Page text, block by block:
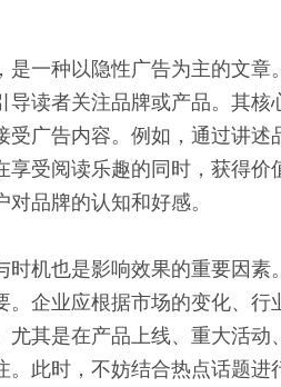
是一种以隐性广告为主的文
导读者关注品牌或产品。其核
受广告内容。例如，通过讲
享受阅读乐趣的同时，获得
品牌的认知和好感。
时机也是影响效果的重要因
。企业应根据市场的变化、
尤其是在产品上线、重大活
。此时，不妨结合热点话题